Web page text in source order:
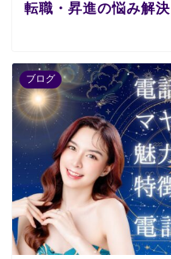
転職・昇進の悩み解決
ブログ